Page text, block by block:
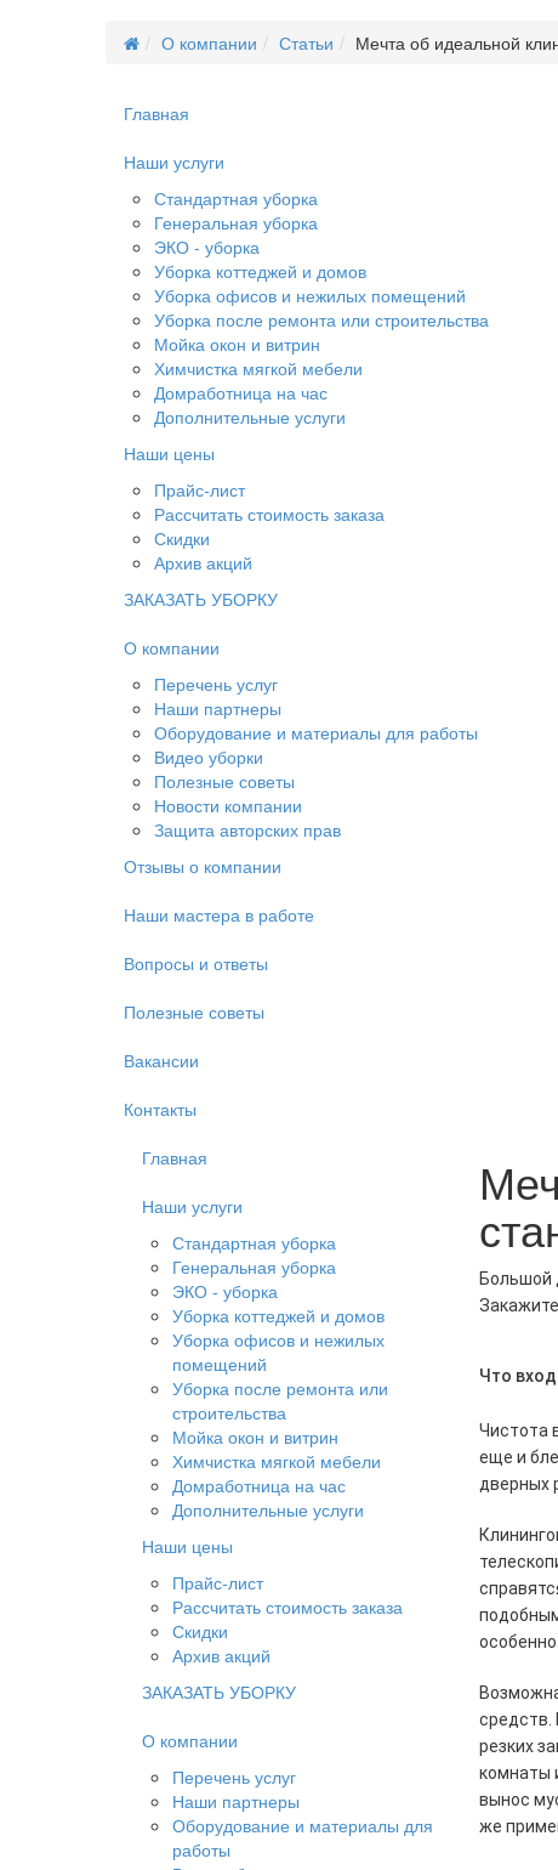
О компании Статьи Мечта об идеальной
Главная
Наши услуги
Стандартная уборка
Генеральная уборка
ЭКО - уборка
Уборка коттеджей и домов
Уборка офисов и нежилых помещений
Уборка после ремонта или строительства
Мойка окон и витрин
Химчистка мягкой мебели
Домработница на час
Дополнительные услуги
Наши цены
Прайс-лист
Рассчитать стоимость заказа
Скидки
Архив акций
ЗАКАЗАТЬ УБОРКУ
О компании
Перечень услуг
Наши партнеры
Оборудование и материалы для работы
Видео уборки
Полезные советы
Новости компании
Защита авторских прав
Отзывы о компании
Наши мастера в работе
Вопросы и ответы
Полезные советы
Вакансии
Контакты
Главная
Наши услуги
Стандартная уборка
Генеральная уборка
ЭКО - уборка
Уборка коттеджей и домов
Уборка офисов и нежилых
помещений
Уборка после ремонта или
строительства
Мойка окон и витрин
Химчистка мягкой мебели
Домработница на час
Дополнительные услуги
Наши цены
Прайс-лист
Рассчитать стоимость заказа
Скидки
Архив акций
ЗАКАЗАТЬ УБОРКУ
О компании
Перечень услуг
Наши партнеры
Оборудование и материалы для
работы
Большой
Что
Чистота
еще и
дверных
средств.
резких
комнаты
вынос
же